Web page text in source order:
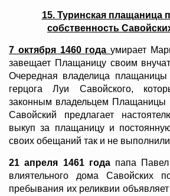
15. Туринская плащаница
собственность
7 октября 1460 года умирает
завещает Плащаницу своим
Очередная владелица
герцога Луи Савойского,
законным владельцем Плащаницы
Савойский предлагает
выкуп за плащаницу и
своих обещаний так и не
21 апреля 1461 годапапа Павел
влиятельного дома Савойских
пребывания их реликвии